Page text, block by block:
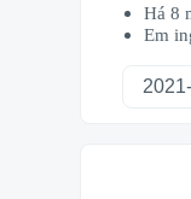
Há 8
Em